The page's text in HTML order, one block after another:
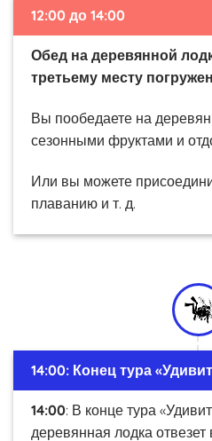
12:00 до 14:00
Обед на деревянной
третьему месту
Вы пообедаете на
сезонными фруктами и
Или вы можете
плаванию и т. д.
14:00: Конец тура
14:00: В конце тура
деревянная лодка отвезет